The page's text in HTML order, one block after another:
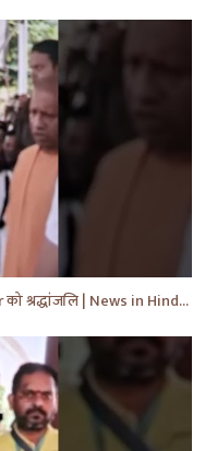
CM Yogi Adityanath ने दी MP Umashankar को श्रद्धांजलि | News in Hindi | News Today | #shorts #yt